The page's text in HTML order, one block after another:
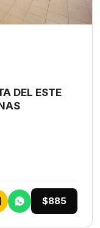
DEL ESTE
$885